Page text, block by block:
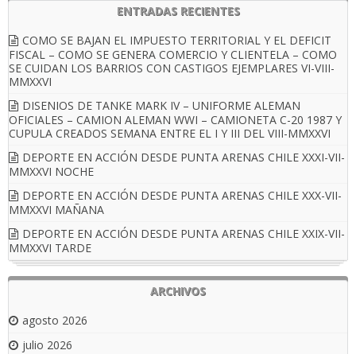
ENTRADAS RECIENTES
COMO SE BAJAN EL IMPUESTO TERRITORIAL Y EL DEFICIT
FISCAL – COMO SE GENERA COMERCIO Y CLIENTELA – COMO
SE CUIDAN LOS BARRIOS CON CASTIGOS EJEMPLARES VI-VIII-
MMXXVI
DISENIOS DE TANKE MARK IV – UNIFORME ALEMAN
OFICIALES – CAMION ALEMAN WWI – CAMIONETA C-20 1987 Y
CUPULA CREADOS SEMANA ENTRE EL I Y III DEL VIII-MMXXVI
DEPORTE EN ACCIÓN DESDE PUNTA ARENAS CHILE XXXI-VII-
MMXXVI NOCHE
DEPORTE EN ACCIÓN DESDE PUNTA ARENAS CHILE XXX-VII-
MMXXVI MAÑANA
DEPORTE EN ACCIÓN DESDE PUNTA ARENAS CHILE XXIX-VII-
MMXXVI TARDE
ARCHIVOS
agosto 2026
julio 2026